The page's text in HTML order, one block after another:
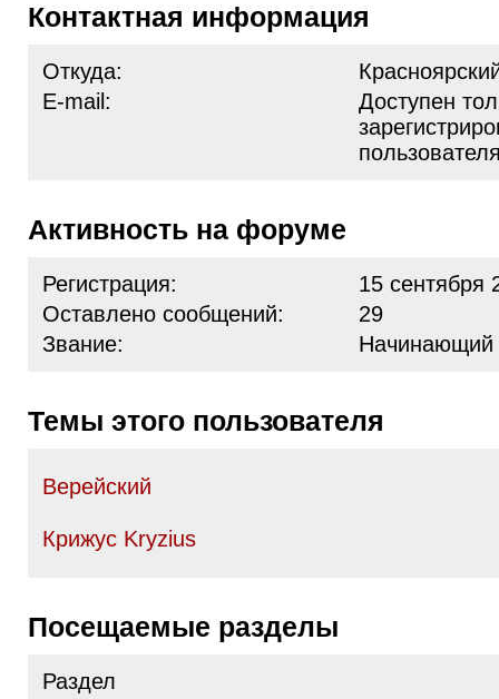
Контактная информация
Откуда:
E-mail:
Доступен
Активность на форуме
Регистрация:
15 сентября
Оставлено сообщений:
29
Звание:
Начинающий
Темы этого пользователя
Верейский
Крижус Kryzius
Посещаемые разделы
Раздел